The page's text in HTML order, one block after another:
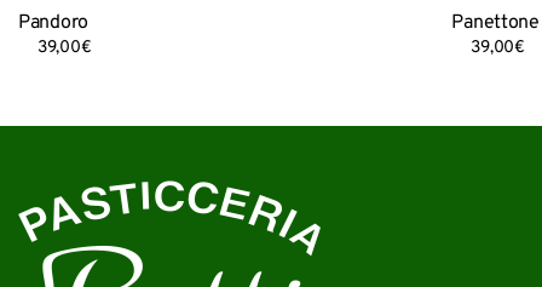
Pandoro
39,00€ 39,00€